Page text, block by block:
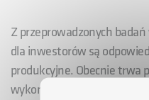
Z przeprowadzonych
dla inwestorów są
produkcyjne. Obecnie trwa
wykonawcy hali